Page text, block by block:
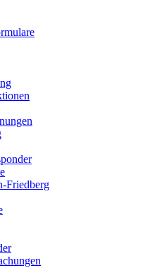
Friedberg